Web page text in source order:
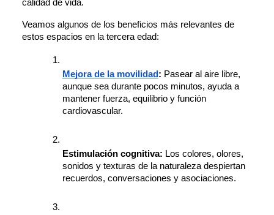
calidad de vida.
Veamos algunos de los beneficios más relevantes de
estos espacios en la tercera edad:
Mejora de la movilidad: Pasear al aire libre,
aunque sea durante pocos minutos, ayuda a
mantener fuerza, equilibrio y función
cardiovascular.
Estimulación cognitiva: Los colores, olores,
sonidos y texturas de la naturaleza despiertan
recuerdos, conversaciones y asociaciones.